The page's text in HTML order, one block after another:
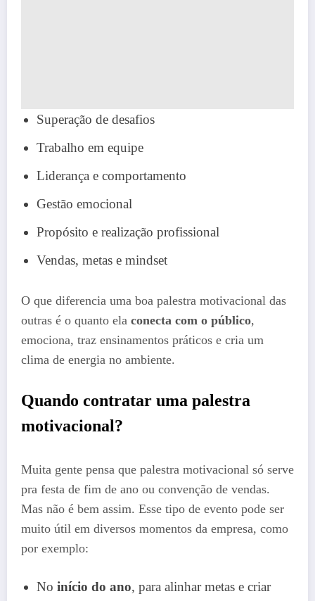
Superação de desafios
Trabalho em equipe
Liderança e comportamento
Gestão emocional
Propósito e realização profissional
Vendas, metas e mindset
O que diferencia uma boa palestra motivacional das
outras é o quanto ela conecta com o público,
emociona, traz ensinamentos práticos e cria um
clima de energia no ambiente.
Quando contratar uma palestra
motivacional?
Muita gente pensa que palestra motivacional só serve
pra festa de fim de ano ou convenção de vendas.
Mas não é bem assim. Esse tipo de evento pode ser
muito útil em diversos momentos da empresa, como
por exemplo:
No início do ano, para alinhar metas e criar